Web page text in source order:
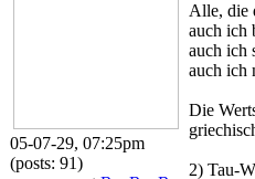
05-07-29, 07:25pm
(posts: 91)
Alle, die
auch ich
auch ich
auch ich
Die
2) Tau-